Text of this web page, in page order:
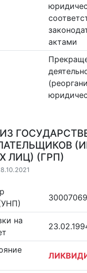
актами
ЛИЦ) (ГРП)
на